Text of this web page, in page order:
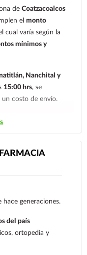
deCoatzacoalcos
elmonto
cual varía según la
mínimos y
Nanchital y
15:00 hrs, se
costo de envío.
envían mediante
en el territorio
día siguiente, los
las 14:00 hrs.El
es de
se debe
hace generaciones.
del país
ortopedia y